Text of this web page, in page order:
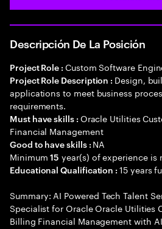
Descripción De La Posición
Project Role : Custom Software
Project Role Description : Design,
applications to meet business
requirements.
Must have skills : Oracle Utilities
Financial Management
Good to have skills : NA
Minimum15 year(s) of experience is
Educational Qualification :15 years
Summary: AI Powered Tech Talent
Specialist for Oracle Oracle Utilities
Billing Financial Management with